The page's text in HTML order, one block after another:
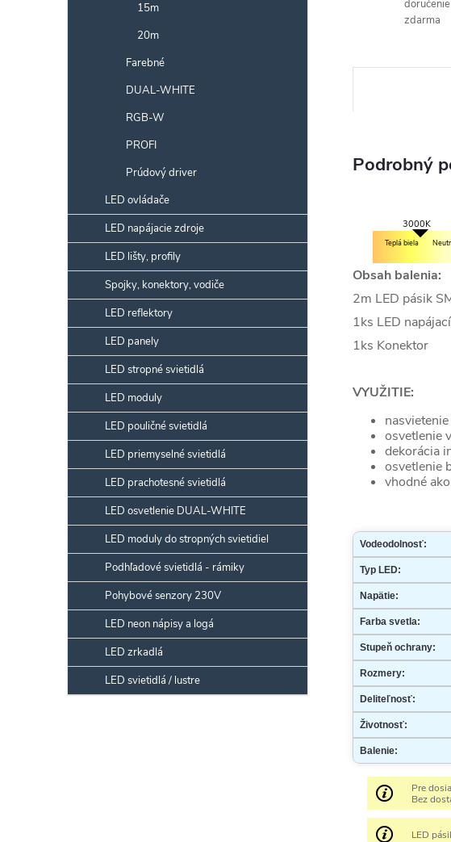
15m
20m
Farebné
DUAL-WHITE
RGB-W
PROFI
Prúdový driver
LED ovládače
LED napájacie zdroje
LED lišty, profily
Spojky, konektory, vodiče
LED reflektory
LED panely
LED stropné svietidlá
LED moduly
LED pouličné svietidlá
LED priemyselné svietidlá
LED prachotesné svietidlá
LED osvetlenie DUAL-WHITE
LED moduly do stropných svietidiel
Podhľadové svietidlá - rámiky
Pohybové senzory 230V
LED neon nápisy a logá
LED zrkadlá
LED svietidlá / lustre
zdarma
Podrobný
3000K
Teplá biela
Obsah balenia:
2m LED pásik
1ks LED
1ks Konektor
VYUŽITIE:
osvetlenie
dekorácia
osvetlenie
vhodné
Vodeodolnosť:
Typ LED:
Napätie:
Farba svetla:
Stupeň ochrany:
Rozmery:
Deliteľnosť:
Životnosť:
Balenie:
Pre
Bez
LED